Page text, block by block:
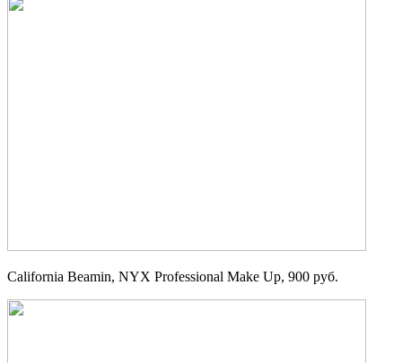
California Beamin, NYX Professional Make Up, 900 руб.